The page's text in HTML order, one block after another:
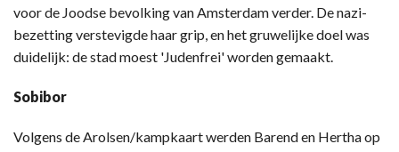
voor de Joodse bevolking van Amsterdam verder. De nazi-
bezetting verstevigde haar grip, en het gruwelijke doel was
duidelijk: de stad moest 'Judenfrei' worden gemaakt.
Sobibor
Volgens de Arolsen/kampkaart werden Barend en Hertha op